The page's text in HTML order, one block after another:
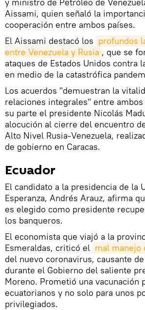
Aissami, quien señaló la
cooperación entre ambos países.
El Aissami destacó los profundos
entre Venezuela y Rusia , que se
ataques de Estados Unidos contra
en medio de la catastrófica
Los acuerdos "demuestran la
relaciones integrales" entre
su parte el presidente Nicolás
alocución al cierre del encuentro
Alto Nivel Rusia-Venezuela,
de gobierno en Caracas.
Ecuador
El candidato a la presidencia de la
Esperanza, Andrés Arauz, afirma
es elegido como presidente
los banqueros.
El economista que viajó a la
Esmeraldas, criticó el mal manejo
del nuevo coronavirus, causante de
durante el Gobierno del saliente
Moreno. Prometió una vacunación
ecuatorianos y no solo para unos
privilegiados.